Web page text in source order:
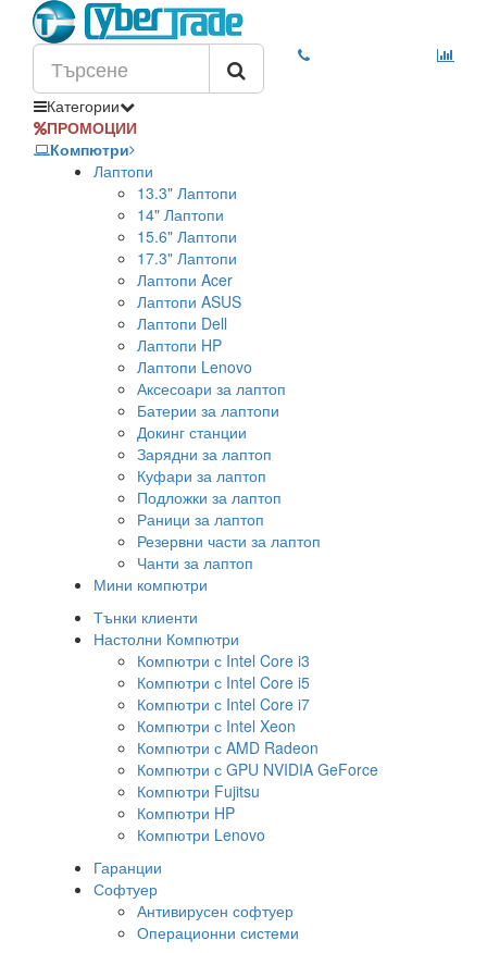
Категории
ПРОМОЦИИ
Компютри
Лаптопи
13.3" Лаптопи
14" Лаптопи
15.6" Лаптопи
17.3" Лаптопи
Лаптопи Acer
Лаптопи ASUS
Лаптопи Dell
Лаптопи HP
Лаптопи Lenovo
Аксесоари за лаптоп
Батерии за лаптопи
Докинг станции
Зарядни за лаптоп
Куфари за лаптоп
Подложки за лаптоп
Раници за лаптоп
Резервни части за лаптоп
Чанти за лаптоп
Мини компютри
Тънки клиенти
Настолни Компютри
Компютри с Intel Core i3
Компютри с Intel Core i5
Компютри с Intel Core i7
Компютри с Intel Xeon
Компютри с AMD Radeon
Компютри с GPU NVIDIA GeForce
Компютри Fujitsu
Компютри HP
Компютри Lenovo
Гаранции
Софтуер
Антивирусен софтуер
Операционни системи